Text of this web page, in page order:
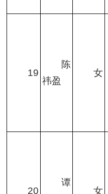
19
陈
祎盈
女
20
谭
女